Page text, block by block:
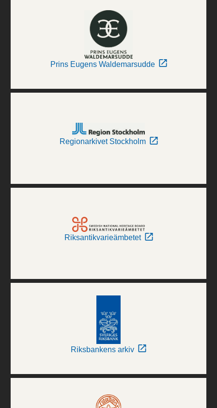
Prins Eugens Waldemarsudde
Regionarkivet Stockholm
Riksantikvarieämbetet
Riksbankens arkiv